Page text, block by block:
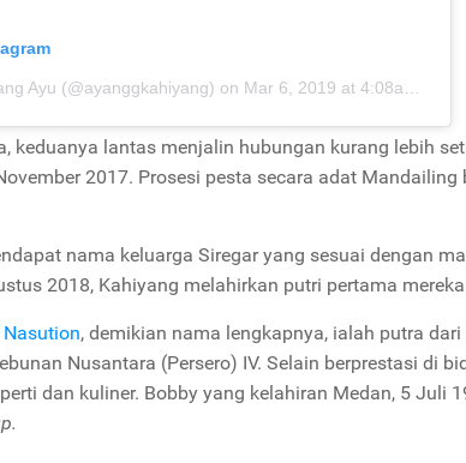
Ayu (@ayanggkahiyang) on Mar 6, 2019 at 4:08am PST
keduanya lantas menjalin hubungan kurang lebih
2017. Prosesi pesta secara adat
nama keluarga Siregar yang sesuai dengan
2018, Kahiyang melahirkan putri pertama
, demikian nama lengkapnya, ialah putra
Nusantara (Persero) IV. Selain berprestasi di
dan kuliner. Bobby yang kelahiran Medan, 5 Juli